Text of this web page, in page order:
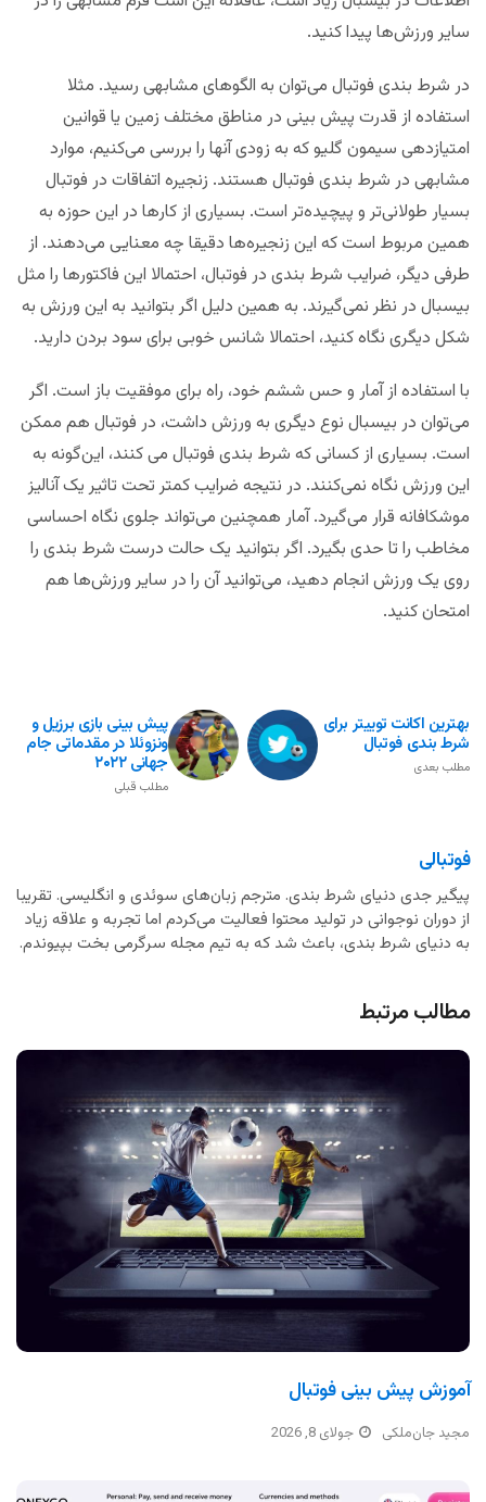
سایر ورزش‌ها پیدا کنید.
در شرط بندی فوتبال می‌توان به الگوهای مشابهی رسید. مثلا
استفاده از قدرت پیش بینی در مناطق مختلف زمین یا قوانین
امتیازدهی سیمون گلیو که به زودی آنها را بررسی می‌کنیم، موارد
مشابهی در شرط بندی فوتبال هستند. زنجیره اتفاقات در فوتبال
بسیار طولانی‌تر و پیچیده‌تر است. بسیاری از کارها در این حوزه به
همین مربوط است که این زنجیره‌ها دقیقا چه معنایی می‌دهند. از
طرفی دیگر، ضرایب شرط بندی در فوتبال، احتمالا این فاکتورها را مثل
بیسبال در نظر نمی‌گیرند. به همین دلیل اگر بتوانید به این ورزش به
شکل دیگری نگاه کنید، احتمالا شانس خوبی برای سود بردن دارید.
با استفاده از آمار و حس ششم خود، راه برای موفقیت باز است. اگر
می‌توان در بیسبال نوع دیگری به ورزش داشت، در فوتبال هم ممکن
است. بسیاری از کسانی که شرط بندی فوتبال می کنند، این‌گونه به
این ورزش نگاه نمی‌کنند. در نتیجه ضرایب کمتر تحت تاثیر یک آنالیز
موشکافانه قرار می‌گیرد. آمار همچنین می‌تواند جلوی نگاه احساسی
مخاطب را تا حدی بگیرد. اگر بتوانید یک حالت درست شرط بندی را
روی یک ورزش انجام دهید، می‌توانید آن را در سایر ورزش‌ها هم
امتحان کنید.
پیش بینی بازی برزیل و
ونزوئلا در مقدماتی جام
جهانی ۲۰۲۲
مطلب قبلی
بهترین اکانت توییتر برای
شرط بندی فوتبال
مطلب بعدی
فوتبالی
پیگیر جدی دنیای شرط بندی. مترجم زبان‌های سوئدی و انگلیسی. تقریبا
از دوران نوجوانی در تولید محتوا فعالیت می‌کردم اما تجربه و علاقه زیاد
به دنیای شرط بندی، باعث شد که به تیم مجله سرگرمی بخت بپیوندم.
مطالب مرتبط
آموزش پیش بینی فوتبال
مجید جان‌ملکی جولای 8, 2026